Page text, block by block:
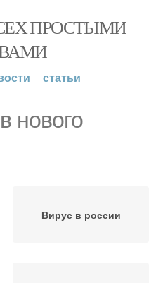
ПРОСТЫМИ
статьи
нового
Вирус в россии